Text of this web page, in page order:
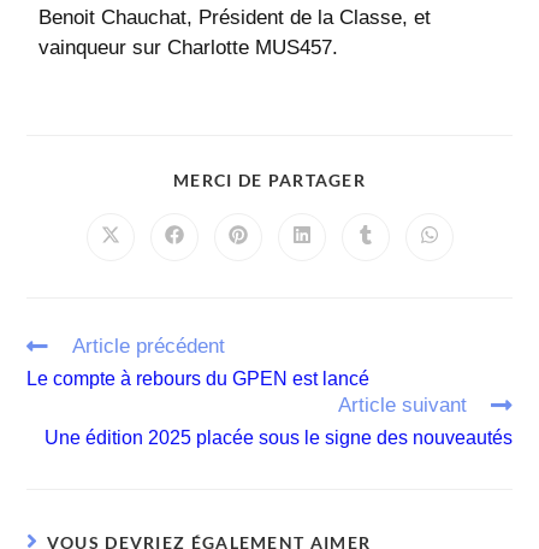
Benoit Chauchat, Président de la Classe, et
vainqueur sur Charlotte MUS457.
MERCI DE PARTAGER
Article précédent
Le compte à rebours du GPEN est lancé
Article suivant
Une édition 2025 placée sous le signe des nouveautés
VOUS DEVRIEZ ÉGALEMENT AIMER